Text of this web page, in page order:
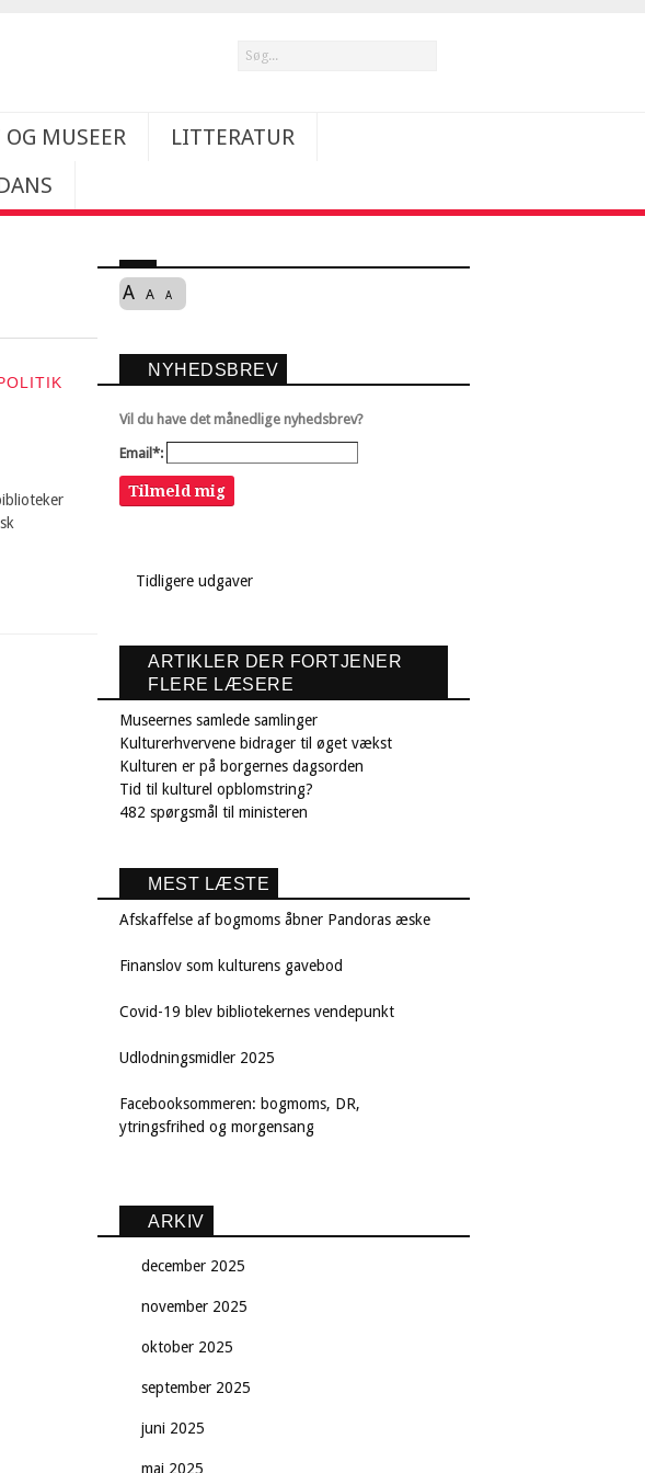
MUSEER
LITTERATUR
A A A
NYHEDSBREV
Vil du have det månedlige nyhedsbrev?
Email*:
Tilmeld mig
Tidligere udgaver
ARTIKLER DER FORTJENER
FLERE LÆSERE
Museernes samlede samlinger
Kulturerhvervene bidrager til øget vækst
Kulturen er på borgernes dagsorden
Tid til kulturel opblomstring?
482 spørgsmål til ministeren
MEST LÆSTE
Afskaffelse af bogmoms åbner Pandoras æske
Finanslov som kulturens gavebod
Covid-19 blev bibliotekernes vendepunkt
Udlodningsmidler 2025
Facebooksommeren: bogmoms, DR,
ytringsfrihed og morgensang
ARKIV
december 2025
november 2025
oktober 2025
september 2025
juni 2025
maj 2025